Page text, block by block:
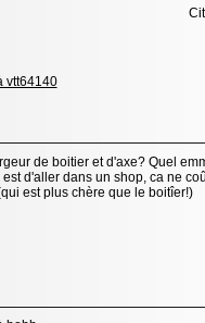
de boitier et d'axe? Quel
est d'aller dans un shop, ca ne
est plus chère que le boitîer!)